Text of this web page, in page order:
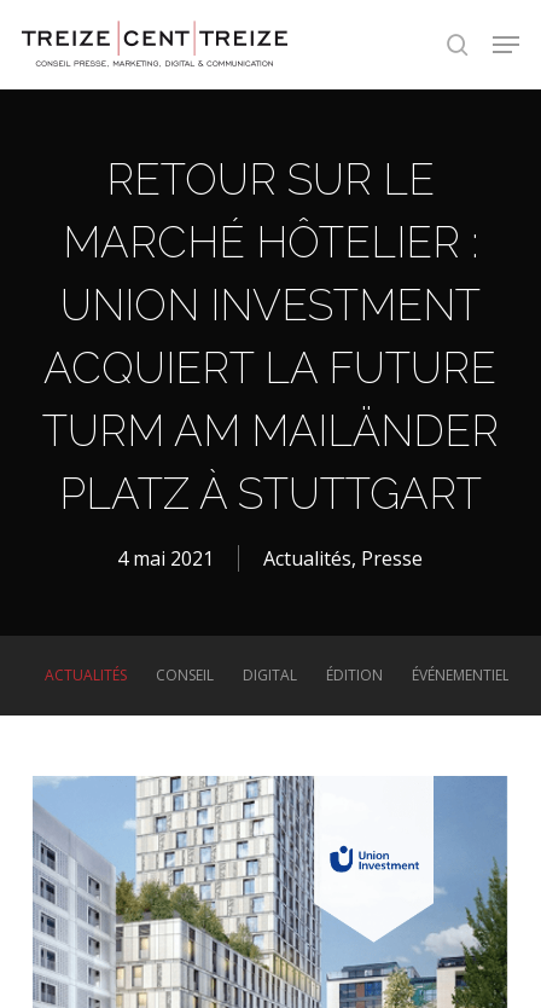
search
RETOUR SUR LE
MARCHÉ HÔTELIER :
UNION INVESTMENT
ACQUIERT LA FUTURE
TURM AM MAILÄNDER
PLATZ À STUTTGART
4 mai 2021 Actualités, Presse
ACTUALITÉS CONSEIL DIGITAL ÉDITION ÉVÉNEMENTIEL